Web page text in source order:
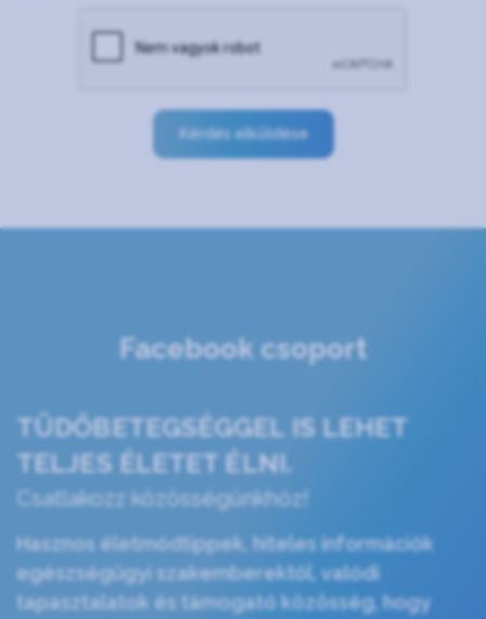
Kérdés elküldése
Facebook csoport
TÜDŐBETEGSÉGGEL IS LEHET
TELJES ÉLETET ÉLNI.
Csatlakozz közösségünkhöz!
Hasznos életmódtippek, hiteles információk
egészségügyi szakemberektől, valódi
tapasztalatok és támogató közösség, hogy